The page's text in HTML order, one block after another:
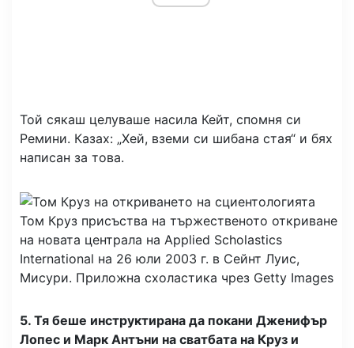
Той сякаш целуваше насила Кейт, спомня си
Ремини. Казах: „Хей, вземи си шибана стая“ и бях
написан за това.
Том Круз присъства на тържественото откриване
на новата централа на Applied Scholastics
International на 26 юли 2003 г. в Сейнт Луис,
Мисури. Приложна схоластика чрез Getty Images
5. Тя беше инструктирана да покани Дженифър
Лопес и Марк Антъни на сватбата на Круз и